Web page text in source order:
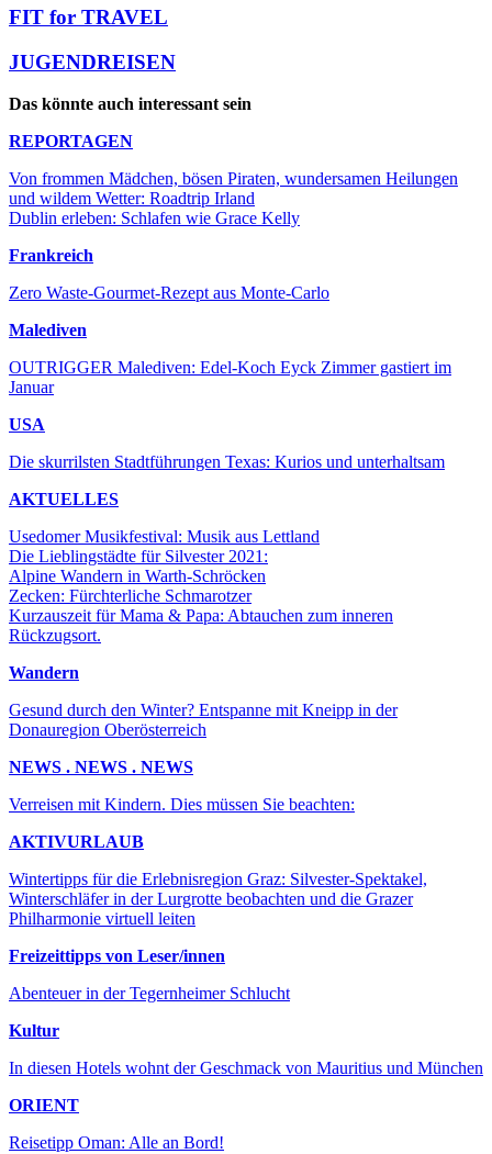
FIT for TRAVEL
JUGENDREISEN
Das könnte auch interessant sein
REPORTAGEN
Von frommen Mädchen, bösen Piraten, wundersamen Heilungen
und wildem Wetter: Roadtrip Irland
Dublin erleben: Schlafen wie Grace Kelly
Frankreich
Zero Waste-Gourmet-Rezept aus Monte-Carlo
Malediven
OUTRIGGER Malediven: Edel-Koch Eyck Zimmer gastiert im
Januar
USA
Die skurrilsten Stadtführungen Texas: Kurios und unterhaltsam
AKTUELLES
Usedomer Musikfestival: Musik aus Lettland
Die Lieblingstädte für Silvester 2021:
Alpine Wandern in Warth-Schröcken
Zecken: Fürchterliche Schmarotzer
Kurzauszeit für Mama & Papa: Abtauchen zum inneren
Rückzugsort.
Wandern
Gesund durch den Winter? Entspanne mit Kneipp in der
Donauregion Oberösterreich
NEWS . NEWS . NEWS
Verreisen mit Kindern. Dies müssen Sie beachten:
AKTIVURLAUB
Wintertipps für die Erlebnisregion Graz: Silvester-Spektakel,
Winterschläfer in der Lurgrotte beobachten und die Grazer
Philharmonie virtuell leiten
Freizeittipps von Leser/innen
Abenteuer in der Tegernheimer Schlucht
Kultur
In diesen Hotels wohnt der Geschmack von Mauritius und München
ORIENT
Reisetipp Oman: Alle an Bord!